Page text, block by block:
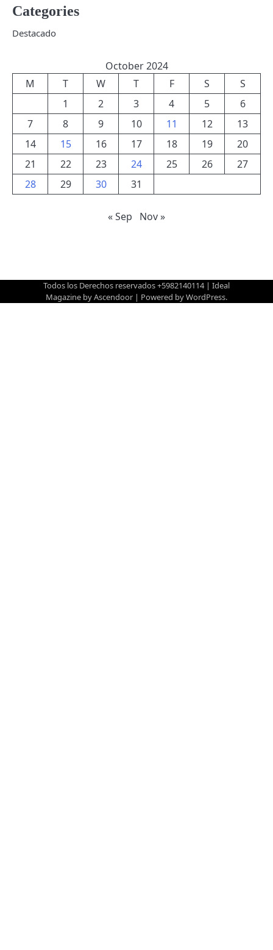
Categories
Destacado
October 2024
M
T W T F S
S
1
2 3 4 5
6
7
8 9 10 11 12
13
14
15 16 17 18 19
20
21
22 23 24 25 26
27
28
29 30 31
« Sep Nov »
Todos los Derechos reservados +5982140114 | Ideal
Magazine byAscendoor | Powered byWordPress.